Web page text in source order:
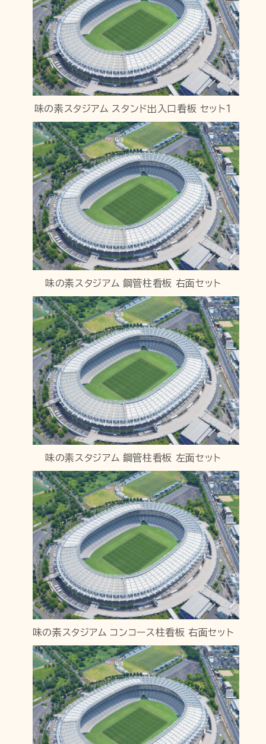
味の素スタジアム スタンド出入口看板 セット１
味の素スタジアム 鋼管柱看板 右面セット
味の素スタジアム 鋼管柱看板 左面セット
味の素スタジアム コンコース柱看板 右面セット